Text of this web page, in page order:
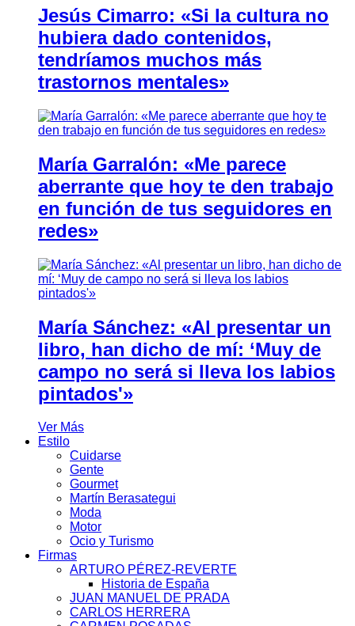
Jesús Cimarro: «Si la cultura no
hubiera dado contenidos,
tendríamos muchos más
trastornos mentales»
María Garralón: «Me parece
aberrante que hoy te den trabajo
en función de tus seguidores en
redes»
María Sánchez: «Al presentar un
libro, han dicho de mí: ‘Muy de
campo no será si lleva los labios
pintados'»
Ver Más
Estilo
Cuidarse
Gente
Gourmet
Martín Berasategui
Moda
Motor
Ocio y Turismo
Firmas
ARTURO PÉREZ-REVERTE
Historia de España
JUAN MANUEL DE PRADA
CARLOS HERRERA